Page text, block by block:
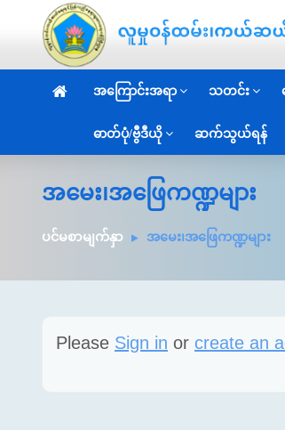
အကြောင်းအရာ သတင်း
ဓာတ်ပုံ/ဗွီဒီယို ဆက်သွယ်ရန်
အမေး၊အဖြေကဏ္ဍများ
ပင်မစာမျက်နှာ အမေး၊အဖြေကဏ္ဍများ
Please Sign in or create an